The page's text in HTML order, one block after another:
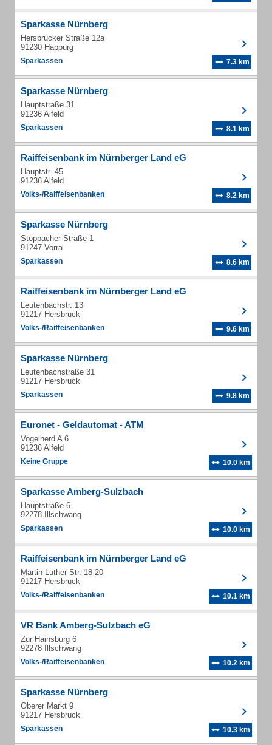
Sparkasse Nürnberg
Hersbrucker Straße 12a
91230 Happurg
Sparkassen 7.3 km
Sparkasse Nürnberg
Hauptstraße 31
91236 Alfeld
Sparkassen 8.1 km
Raiffeisenbank im Nürnberger Land eG
Hauptstr. 45
91236 Alfeld
Volks-/Raiffeisenbanken 8.2 km
Sparkasse Nürnberg
Stöppacher Straße 1
91247 Vorra
Sparkassen 8.6 km
Raiffeisenbank im Nürnberger Land eG
Leutenbachstr. 13
91217 Hersbruck
Volks-/Raiffeisenbanken 9.6 km
Sparkasse Nürnberg
Leutenbachstraße 31
91217 Hersbruck
Sparkassen 9.8 km
Euronet - Geldautomat - ATM
Vogelherd A 6
91236 Alfeld
Keine Gruppe 10.0 km
Sparkasse Amberg-Sulzbach
Hauptstraße 6
92278 Illschwang
Sparkassen 10.0 km
Raiffeisenbank im Nürnberger Land eG
Martin-Luther-Str. 18-20
91217 Hersbruck
Volks-/Raiffeisenbanken 10.1 km
VR Bank Amberg-Sulzbach eG
Zur Hainsburg 6
92278 Illschwang
Volks-/Raiffeisenbanken 10.2 km
Sparkasse Nürnberg
Oberer Markt 9
91217 Hersbruck
Sparkassen 10.3 km